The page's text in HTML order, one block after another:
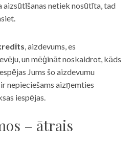
aizsūtīšanas netiek nosūtīta, tad
, aizdevums, es
un mēģināt noskaidrot, kāds
Jums šo aizdevumu
nepieciešams aizņemties
iespējas.
– ātrais